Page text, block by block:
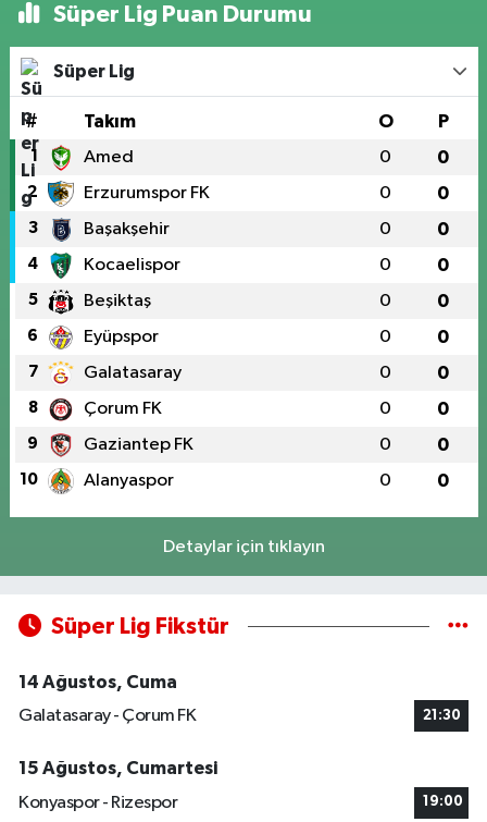
Süper Lig Puan Durumu
Süper Lig
# Takım O P
1 Amed 0 0
2 Erzurumspor FK 0 0
3 Başakşehir 0 0
4 Kocaelispor 0 0
5 Beşiktaş 0 0
6 Eyüpspor 0 0
7 Galatasaray 0 0
8 Çorum FK 0 0
9 Gaziantep FK 0 0
10 Alanyaspor 0 0
Detaylar için tıklayın
Süper Lig Fikstür
14 Ağustos, Cuma
Galatasaray - Çorum FK
21:30
15 Ağustos, Cumartesi
Konyaspor - Rizespor
19:00